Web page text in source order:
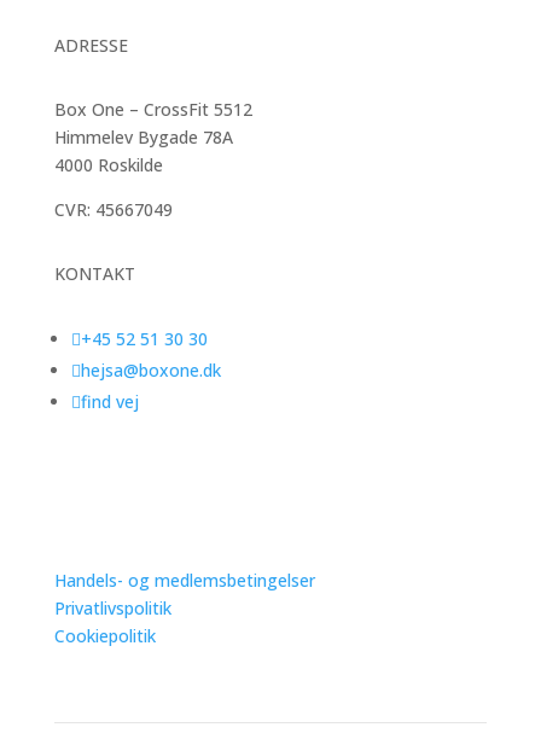
ADRESSE
Box One – CrossFit 5512
Himmelev Bygade 78A
4000 Roskilde
CVR: 45667049
KONTAKT
+45 52 51 30 30
hejsa@boxone.dk
find vej
Handels- og medlemsbetingelser
Privatlivspolitik
Cookiepolitik